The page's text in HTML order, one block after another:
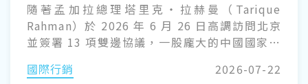
隨著孟加拉總理塔里克・拉赫曼（Tarique
Rahman）於 2026 年 6 月 26 日高調訪問北京
並簽署 13 項雙邊協議，一股龐大的中國國家融
這些宏大的地緣政治頭條背後，當地的塑橡膠製
國際行銷 2026-07-22